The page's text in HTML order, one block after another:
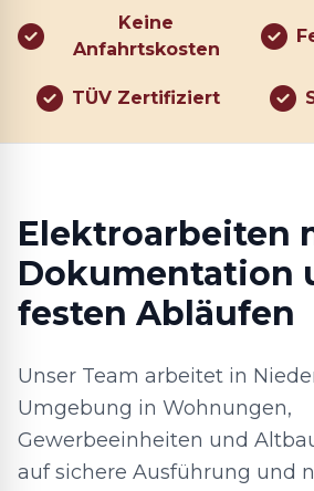
Keine
Anfahrtskosten
TÜV Zertifiziert
Elektroarbeiten
Dokumentation
festen Abläufen
Unser Team arbeitet in
Umgebung in Wohnungen,
Gewerbeeinheiten und
auf sichere Ausführung und